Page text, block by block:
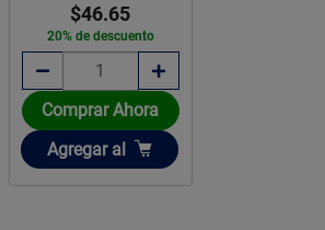
$46.65
20% de descuento
Comprar Ahora
Añadir
Agregar al